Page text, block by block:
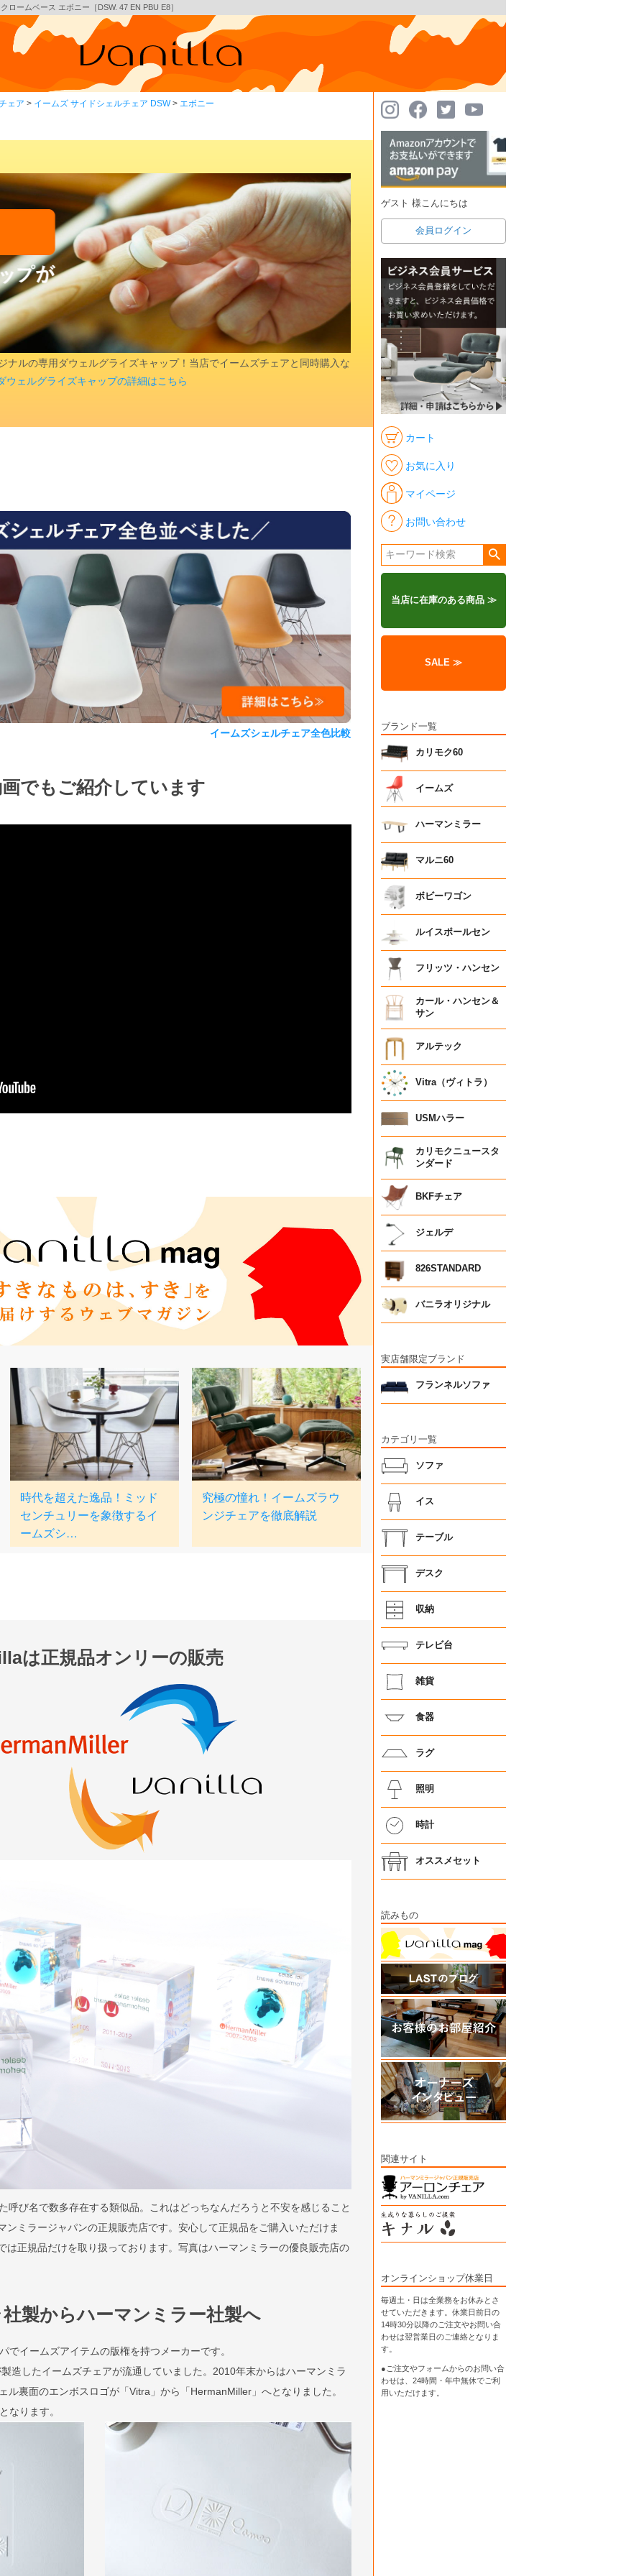
ロームベース エボニー［DSW. 47 EN PBU E8］
ェア イームズ サイドシェルチェア DSW エボニー
ナルの専用ダウェルグライズキャップ！当店でイームズチェアと同時購入な
ウェルグライズキャップの詳細はこちら
イームズシェルチェア全色比較
でもご紹介しています
は正規品オンリーの販売
呼び名で数多存在する類似品。これはどっちなんだろうと不安を感じること
ンミラージャパンの正規販売店です。安心して正規品をご購入いただけま
は正規品だけを取り扱っております。写真はハーマンミラーの優良販売店の
製からハーマンミラー社製へ
でイームズアイテムの版権を持つメーカーです。
造したイームズチェアが流通していました。2010年末からはハーマンミラ
ル裏面のエンボスロゴが「Vitra」から「HermanMiller」へとなりました。
なります。
ゲスト 様こんにちは
会員ログイン
カート
お気に入り
マイページ
お問い合わせ
当店に在庫のある商品 ≫
SALE ≫
ブランド一覧
カリモク60
イームズ
ハーマンミラー
マルニ60
ボビーワゴン
ルイスポールセン
フリッツ・ハンセン
カール・ハンセン＆
サン
アルテック
Vitra（ヴィトラ）
USMハラー
カリモクニュースタ
ンダード
BKFチェア
ジェルデ
826STANDARD
バニラオリジナル
実店舗限定ブランド
フランネルソファ
カテゴリ一覧
ソファ
イス
テーブル
デスク
収納
テレビ台
雑貨
食器
ラグ
照明
時計
オススメセット
読みもの
関連サイト
オンラインショップ休業日
毎週土・日は全業務をお休みとさ
せていただきます。休業日前日の
14時30分以降のご注文やお問い合
わせは翌営業日のご連絡となりま
す。
●ご注文やフォームからのお問い合
わせは、 24時間・年中無休でご利
用いただけます。